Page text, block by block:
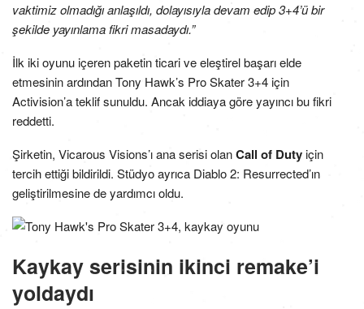
vaktimiz olmadığı anlaşıldı, dolayısıyla devam edip 3+4’ü bir
şekilde yayınlama fikri masadaydı.”
İlk iki oyunu içeren paketin ticari ve eleştirel başarı elde
etmesinin ardından Tony Hawk’s Pro Skater 3+4 için
Activision’a teklif sunuldu. Ancak iddiaya göre yayıncı bu fikri
reddetti.
Şirketin, Vicarous Visions’ı ana serisi olanCall of Dutyiçin
tercih ettiği bildirildi. Stüdyo ayrıca Diablo 2: Resurrected’ın
geliştirilmesine de yardımcı oldu.
Kaykay serisinin ikinci remake’i
yoldaydı